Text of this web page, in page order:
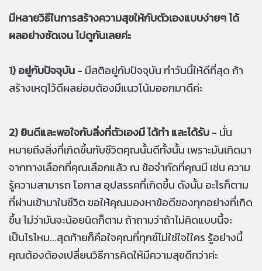
มีหลายวิธีในการสร้างความสุขให้กับตัวเองแบบง่ายๆ ได้
ผลอย่างชัดเจน ไปดูกันเลยค่ะ
1) อยู่กับปัจจุบัน- มีสติอยู่กับปัจจุบัน ทำวันนี้ให้ดีที่สุด ถ้า
สร้างเหตุไว้ดีผลย่อมต้องมีแนวโน้มออกมาดีค่ะ
2) ยินดีและพอใจกับสิ่งที่ตัวเองมี ได้ทำ และได้รับ- นั่น
หมายถึงสิ่งที่เกิดขึ้นกับชีวิตคุณนั้นดีทั้งนั้น เพราะมันเกิดมา
จากทางเลือกที่คุณเลือกแล้ว ณ ข้อจำกัดที่คุณมี เช่น ความ
รู้ความสามารถ โอกาส อุปสรรคที่เกิดขึ้น ดังนั้น อะไรก็ตาม
ที่ผ่านเข้ามาในชีวิต ขอให้คุณมองหาข้อดีของทุกอย่างที่เกิด
ขึ้น ไม่ว่ามันจะน้อยนิดก็ตาม ถ้าถามว่าถ้าไม่คิดแบบนี้จะ
เป็นไรไหม...สุดท้ายก็คือใจคุณที่ทุกข์ไม่ใช่ใจใใคร รู้อย่างนี้
คุณต้องต้องเปลี่ยนวิธีการคิดให้มีความสุขดีกว่าค่ะ